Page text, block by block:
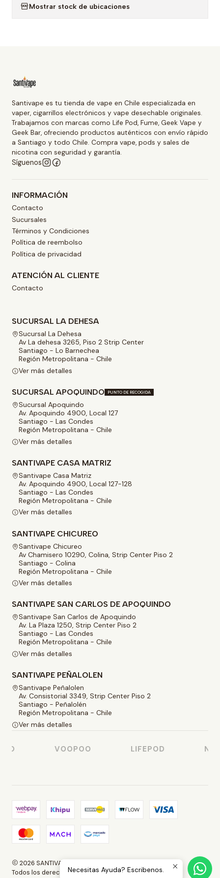
Mostrar stock de ubicaciones
Santivape es tu tienda de vape en Chile especializada en
vaper, cigarrillos electrónicos y vape desechable originales.
Trabajamos con marcas como Life Pod, Fume, Geek Vape y
Geek Bar, ofreciendo productos auténticos con envío rápido
a Santiago y todo Chile. Compra vape, pods y sales de
nicotina con seguridad y garantía.
Síguenos
INFORMACIÓN
Contacto
Sucursales
Términos y Condiciones
Política de reembolso
Política de privacidad
ATENCIÓN AL CLIENTE
Contacto
SUCURSAL LA DEHESA
Sucursal La Dehesa
Av La dehesa 3265, Piso 2 Strip Center
Santiago - Lo Barnechea
Región Metropolitana - Chile
Ver más detalles
SUCURSAL APOQUINDO PUNTO DE RECOGIDA
Sucursal Apoquindo
Av. Apoquindo 4900, Local 127
Santiago - Las Condes
Región Metropolitana - Chile
Ver más detalles
SANTIVAPE CASA MATRIZ
Santivape Casa Matriz
Av. Apoquindo 4900, Local 127-128
Santiago - Las Condes
Región Metropolitana - Chile
Ver más detalles
SANTIVAPE CHICUREO
Santivape Chicureo
Av Chamisero 10290, Colina, Strip Center Piso 2
Santiago - Colina
Región Metropolitana - Chile
Ver más detalles
SANTIVAPE SAN CARLOS DE APOQUINDO
Santivape San Carlos de Apoquindo
Av. La Plaza 1250, Strip Center Piso 2
Santiago - Las Condes
Región Metropolitana - Chile
Ver más detalles
SANTIVAPE PEÑALOLEN
Santivape Peñalolen
Av. Consistorial 3349, Strip Center Piso 2
Santiago - Peñalolén
Región Metropolitana - Chile
Ver más detalles
VOOPOO LIFEPOD
2026 SANTIVAPE.
Todos los derechos reservados.Necesitas Ayuda? Escribenos.